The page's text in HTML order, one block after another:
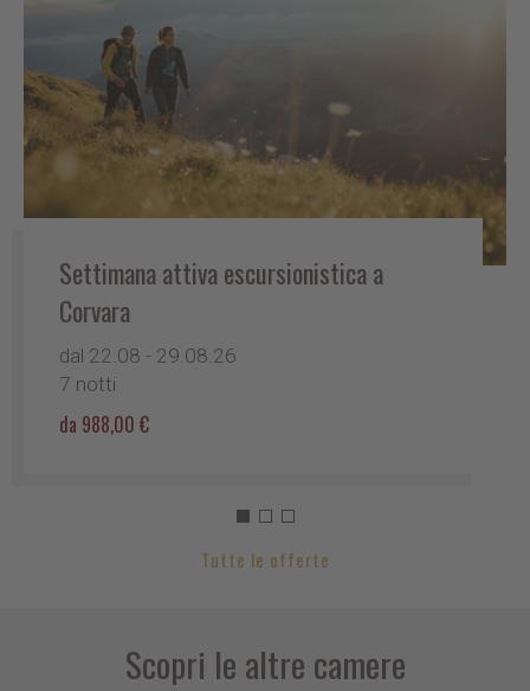
Settimana attiva escursionistica a
Corvara
dal 22.08 - 29.08.26
7 notti
da 988,00 €
Tutte le offerte
Scopri le altre camere